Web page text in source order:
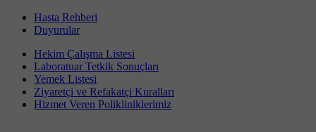
Hasta Rehberi
Duyurular
Hekim Çalışma Listesi
Laboratuar Tetkik Sonuçları
Yemek Listesi
Ziyaretçi ve Refakatçi Kuralları
Hizmet Veren Polikliniklerimiz